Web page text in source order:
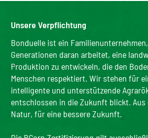
Unsere Verpflichtung
Bonduelle ist ein
Generationen daran arbeitet, eine
Produktion zu entwickeln, die den
Menschen respektiert. Wir stehen für
intelligente und unterstützende
entschlossen in die Zukunft blickt.
Natur, für eine bessere Zukunft.